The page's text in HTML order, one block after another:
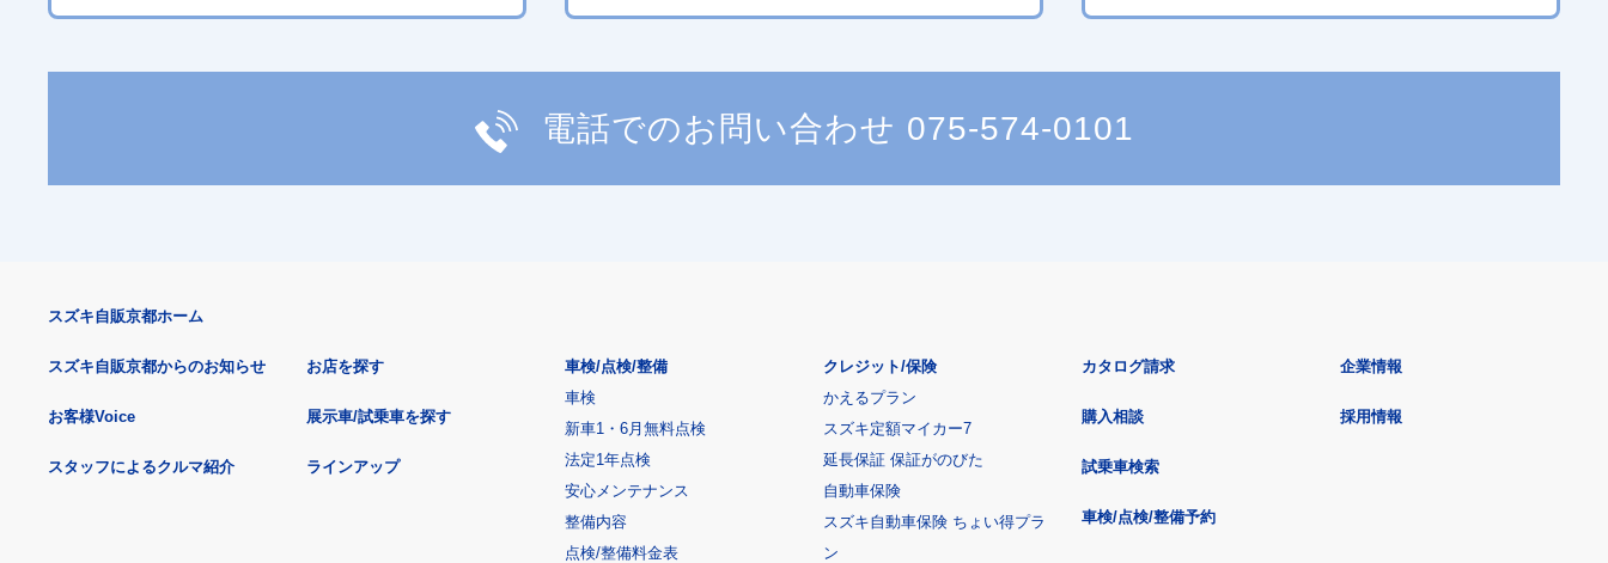
電話でのお問い合わせ 075-574-0101
スズキ自販京都ホーム
スズキ自販京都からのお知らせ
お客様Voice
スタッフによるクルマ紹介
お店を探す
展示車/試乗車を探す
ラインアップ
車検/点検/整備
車検
新車1・6月無料点検
法定1年点検
安心メンテナンス
整備内容
点検/整備料金表
クレジット/保険
かえるプラン
スズキ定額マイカー7
延長保証 保証がのびた
自動車保険
スズキ自動車保険 ちょい得プラ
ン
カタログ請求
購入相談
試乗車検索
車検/点検/整備予約
企業情報
採用情報